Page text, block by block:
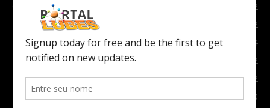
Carro
2082
Notícias
1852
Indústria
1024
Moto
972
Economia
672
Newsletter
630